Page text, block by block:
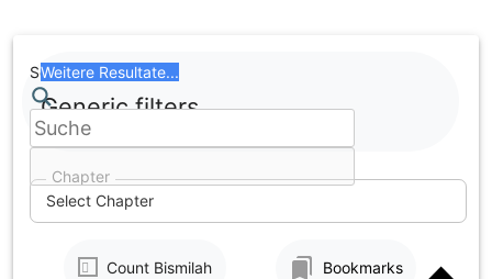
to
content
Chapter
Select Chapter
Search
Weitere Resultate...
Generic filters
Count Bismilah Bookmarks